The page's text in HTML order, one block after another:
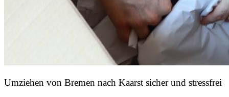
Umziehen von Bremen nach Kaarst sicher und stressfrei